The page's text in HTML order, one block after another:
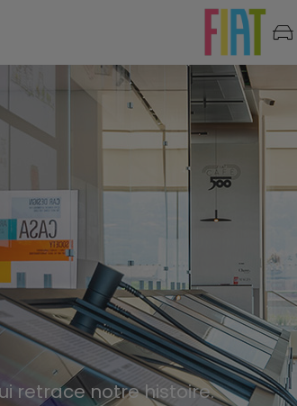
retrace notre histoire.